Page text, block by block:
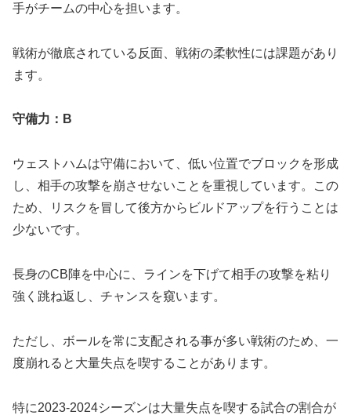
手がチームの中心を担います。
戦術が徹底されている反面、戦術の柔軟性には課題があり
ます。
守備力：B
ウェストハムは守備において、低い位置でブロックを形成
し、相手の攻撃を崩させないことを重視しています。この
ため、リスクを冒して後方からビルドアップを行うことは
少ないです。
長身のCB陣を中心に、ラインを下げて相手の攻撃を粘り
強く跳ね返し、チャンスを窺います。
ただし、ボールを常に支配される事が多い戦術のため、一
度崩れると大量失点を喫することがあります。
特に2023-2024シーズンは大量失点を喫する試合の割合が